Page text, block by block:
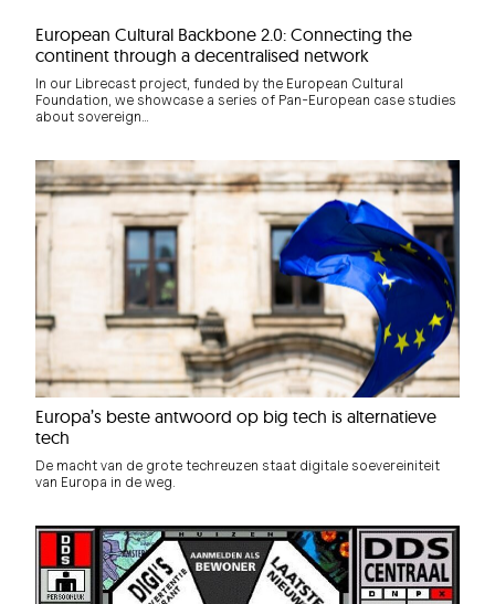
European Cultural Backbone 2.0: Connecting the
continent through a decentralised network
In our Librecast project, funded by the European Cultural
Foundation, we showcase a series of Pan-European case studies
about sovereign…
Europa’s beste antwoord op big tech is alternatieve
tech
De macht van de grote techreuzen staat digitale soevereiniteit
van Europa in de weg.